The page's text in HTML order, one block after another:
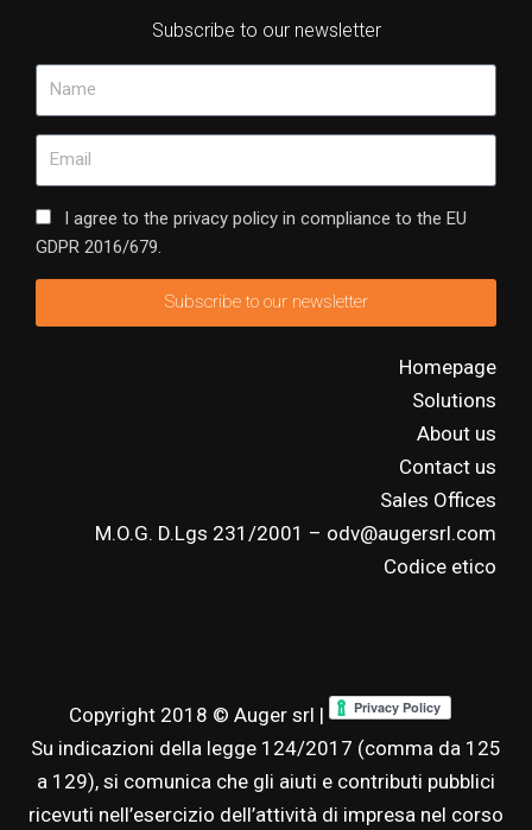
Subscribe to our newsletter
I agree to the privacy policy in compliance to the EU
GDPR 2016/679.
Subscribe to our newsletter
Homepage
Solutions
About us
Contact us
Sales Offices
M.O.G. D.Lgs 231/2001 – odv@augersrl.com
Codice etico
Copyright 2018 © Auger srl |
Su indicazioni della legge 124/2017 (comma da 125
a 129), si comunica che gli aiuti e contributi pubblici
ricevuti nell’esercizio dell’attività di impresa nel corso